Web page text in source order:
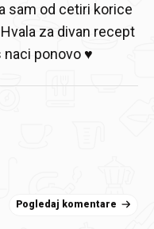
sam od cetiri korice
za divan recept
naci ponovo ♥️
Pogledaj komentare